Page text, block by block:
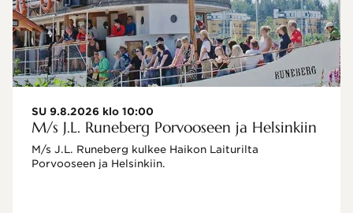
SU 9.8.2026 klo 10:00
M/s J.L. Runeberg Porvooseen ja Helsinkiin
M/s J.L. Runeberg kulkee Haikon Laiturilta
Porvooseen ja Helsinkiin.